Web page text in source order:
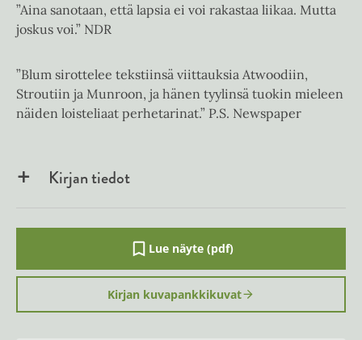
”Aina sanotaan, että lapsia ei voi rakastaa liikaa. Mutta
joskus voi.” NDR
”Blum sirottelee tekstiinsä viittauksia Atwoodiin,
Stroutiin ja Munroon, ja hänen tyylinsä tuokin mieleen
näiden loisteliaat perhetarinat.” P.S. Newspaper
Kirjan tiedot
Lue näyte (pdf)
A
u
k
e
a
Kirjan kuvapankkikuvat